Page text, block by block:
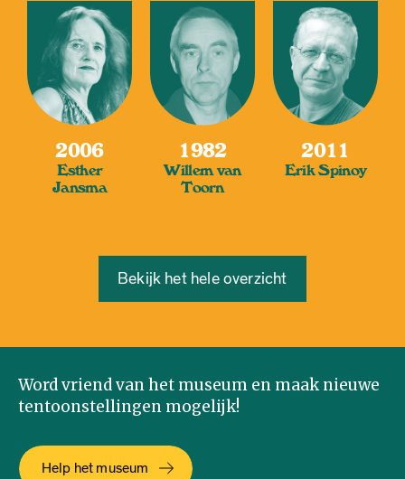
2006
Esther
Jansma
1982
Willem van
Toorn
2011
Erik Spinoy
Bekijk het hele overzicht
Word vriend van het museum en maak nieuwe
tentoonstellingen mogelijk!
Help het museum